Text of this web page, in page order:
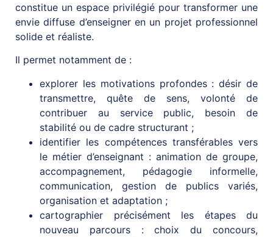
constitue un espace privilégié pour transformer une
envie diffuse d’enseigner en un projet professionnel
solide et réaliste.
Il permet notamment de :
explorer les motivations profondes : désir de
transmettre, quête de sens, volonté de
contribuer au service public, besoin de
stabilité ou de cadre structurant ;
identifier les compétences transférables vers
le métier d’enseignant : animation de groupe,
accompagnement, pédagogie informelle,
communication, gestion de publics variés,
organisation et adaptation ;
cartographier précisément les étapes du
nouveau parcours : choix du concours,